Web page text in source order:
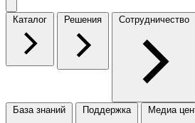
Каталог Решения Сотрудничество
База знаний Поддержка Медиа